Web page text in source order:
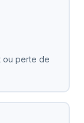
ou perte de